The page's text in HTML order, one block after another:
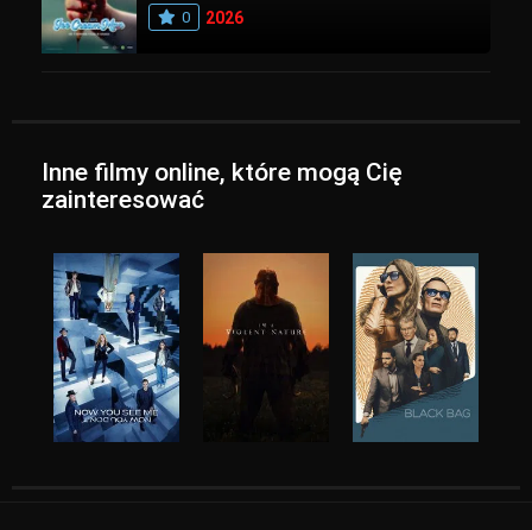
0 2026
Inne filmy online, które mogą Cię
zainteresować